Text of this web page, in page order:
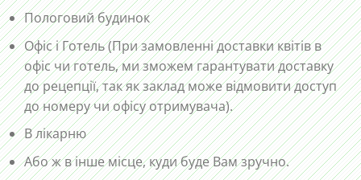
Пологовий будинок
Офіс і Готель (При замовленні доставки квітів в
офіс чи готель, ми зможем гарантувати доставку
до рецепції, так як заклад може відмовити доступ
до номеру чи офісу отримувача).
В лікарню
Або ж в інше місце, куди буде Вам зручно.